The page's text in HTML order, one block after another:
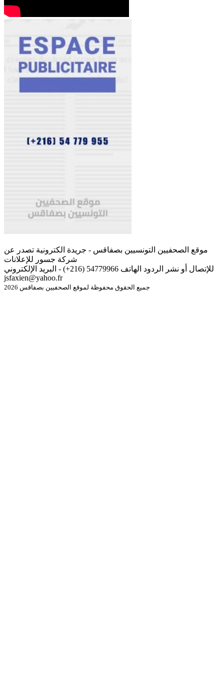
موقع الصحفيين التونسيين بصفاقس - جريدة الكترونية تصدر عن
شركة جسور للإعلانات
للإتصال أو نشر الردود الهاتف 54779966 (216+) - البريد الإلكتروني
jsfaxien@yahoo.fr
جميع الحقوق محفوظة لموقع الصحفيين بصفاقس 2026